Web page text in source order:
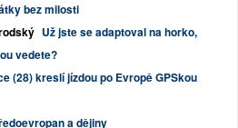
bez milosti
Už jste se adaptoval na horko,
vedete?
(28) kreslí jízdou po Evropě GPSkou
a dějiny